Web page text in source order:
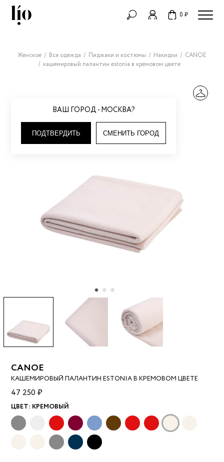
0 ₽
ВАШ ГОРОД - МОСКВА?
ПОДТВЕРДИТЬ СМЕНИТЬ ГОРОД
Женское Вся одежда Пиджаки и костюмы Накидки
CANOE
кашемировый палантин estonia в кремовом цвете
CANOE
КАШЕМИРОВЫЙ ПАЛАНТИН ESTONIA В КРЕМОВОМ ЦВЕТЕ
47 250 ₽
ЦВЕТ: КРЕМОВЫЙ